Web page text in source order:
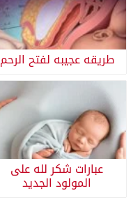
طريقه عجيبه لفتح الرحم
عبارات شكر لله على
المولود الجديد